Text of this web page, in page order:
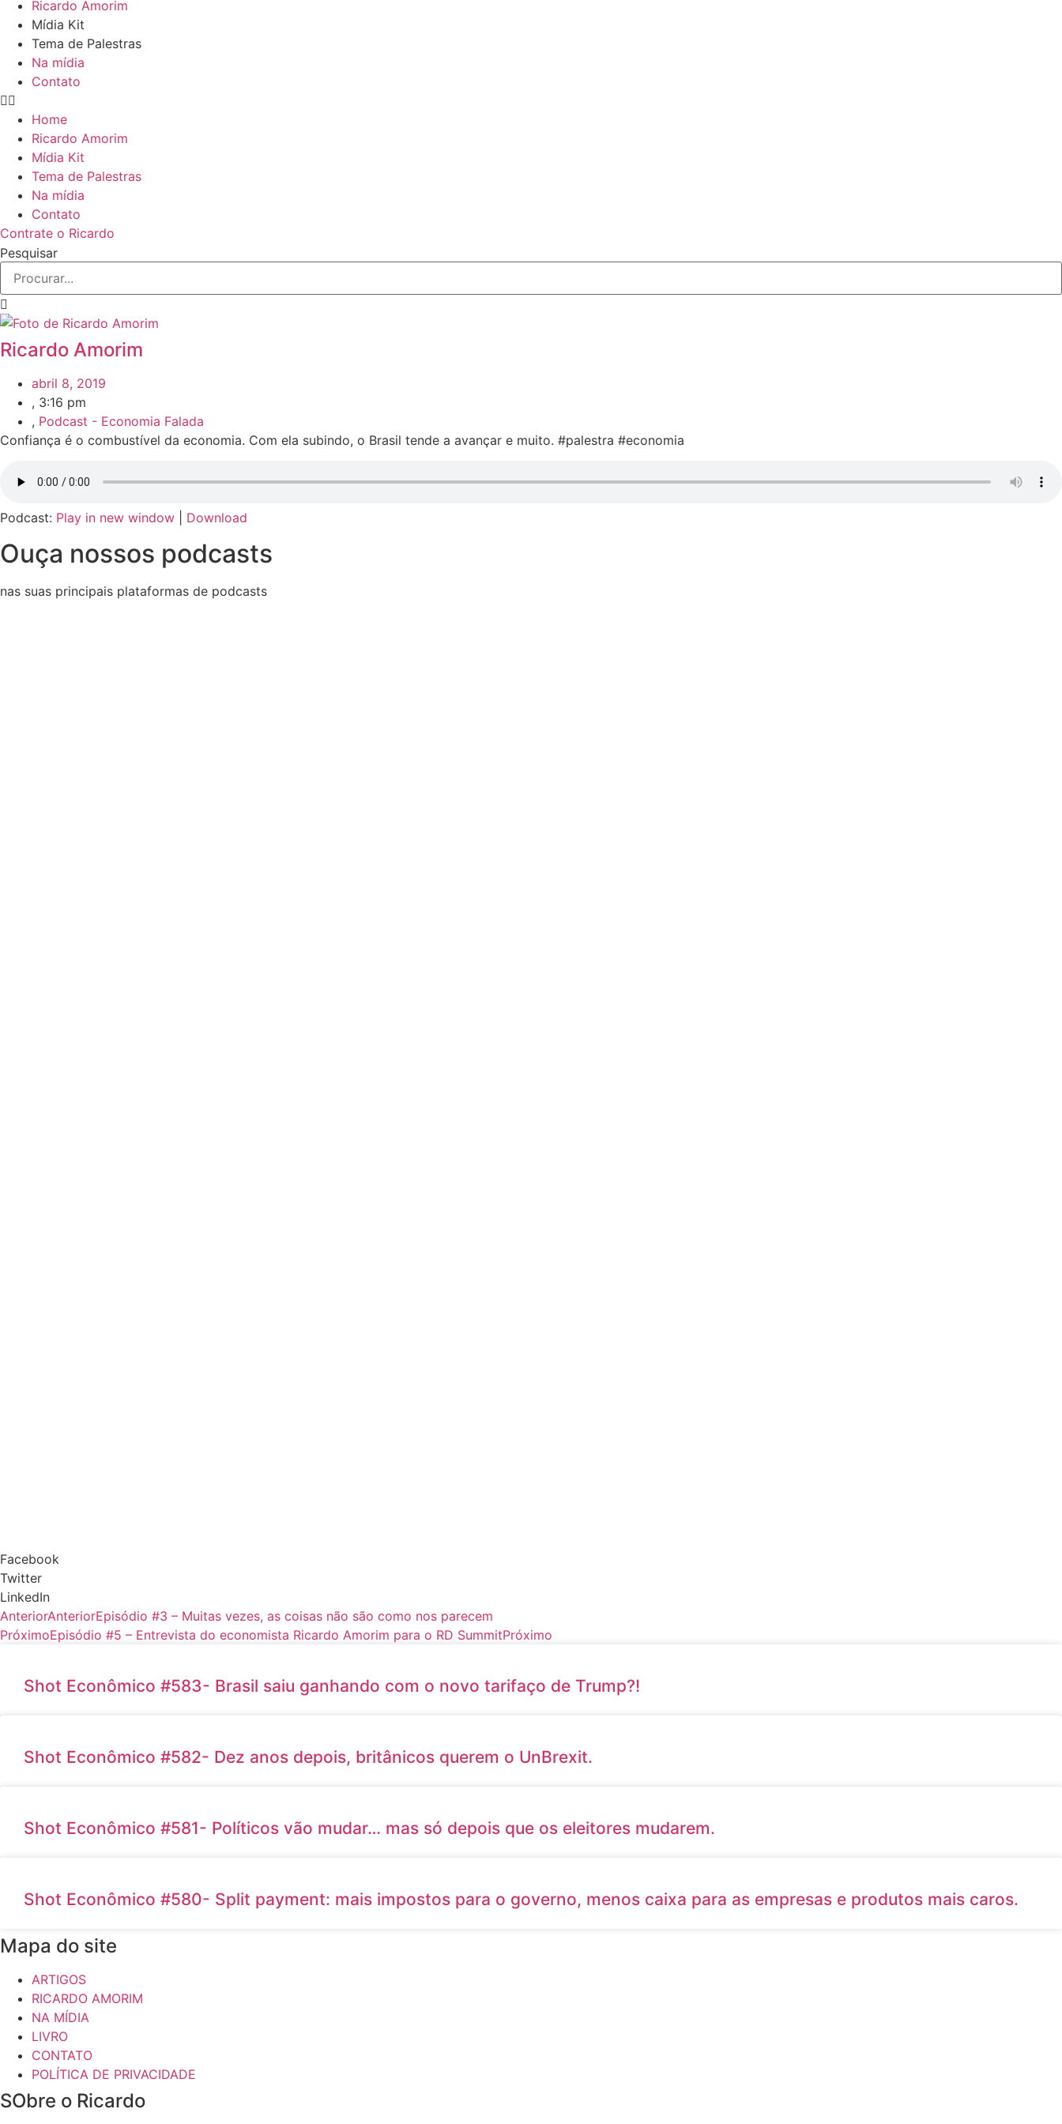
Ricardo Amorim
Mídia Kit
Tema de Palestras
Na mídia
Contato
Home
Ricardo Amorim
Mídia Kit
Tema de Palestras
Na mídia
Contato
Contrate o Ricardo
Pesquisar
Ricardo Amorim
abril 8, 2019
, 3:16 pm
, Podcast - Economia Falada
Confiança é o combustível da economia. Com ela subindo, o Brasil tende a avançar e muito. #palestra #economia
Podcast: Play in new window Download
Ouça nossos podcasts
nas suas principais plataformas de podcasts
Facebook
Twitter
LinkedIn
AnteriorAnteriorEpisódio #3 – Muitas vezes, as coisas não são como nos parecem
PróximoEpisódio #5 – Entrevista do economista Ricardo Amorim para o RD SummitPróximo
Shot Econômico #583- Brasil saiu ganhando com o novo tarifaço de Trump?!
Shot Econômico #582- Dez anos depois, britânicos querem o UnBrexit.
Shot Econômico #581- Políticos vão mudar… mas só depois que os eleitores mudarem.
Shot Econômico #580- Split payment: mais impostos para o governo, menos caixa para as empresas e produtos mais caros.
Mapa do site
ARTIGOS
RICARDO AMORIM
NA MÍDIA
LIVRO
CONTATO
POLÍTICA DE PRIVACIDADE
SObre o Ricardo